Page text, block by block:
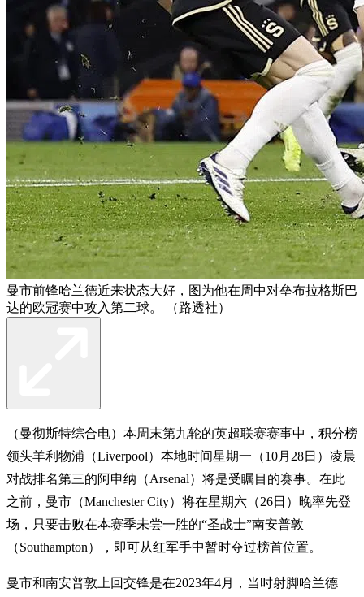
曼市前锋哈兰德近来状态大好，图为他在周中对垒布拉格斯巴
达的欧冠赛中攻入第二球。 （路透社）
（曼彻斯特综合电）本周末第九轮的英超联赛赛事中，积分榜
领头羊利物浦（Liverpool）本地时间星期一（10月28日）凌晨
对战排名第三的阿申纳（Arsenal）将是受瞩目的赛事。在此
之前，曼市（Manchester City）将在星期六（26日）晚率先登
场，只要击败在本赛季未尝一胜的“圣战士”南安普敦
（Southampton），即可从红军手中暂时夺过榜首位置。
曼市和南安普敦上回交锋是在2023年4月，当时射脚哈兰德